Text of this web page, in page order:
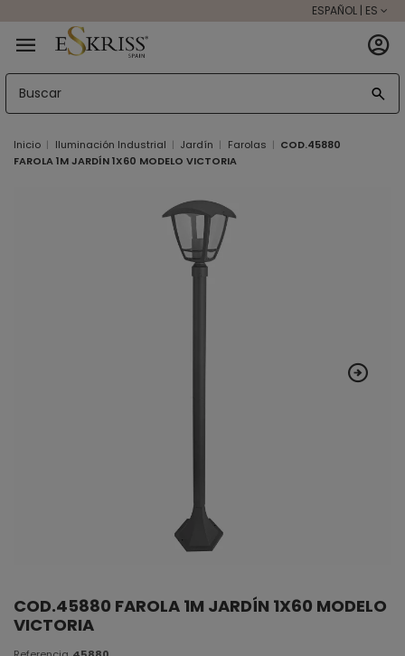
ESPAÑOL | ES
Inicio Iluminación Industrial Jardín Farolas
COD.45880
FAROLA 1M JARDÍN 1X60 MODELO VICTORIA
COD.45880 FAROLA 1M JARDÍN 1X60 MODELO
VICTORIA